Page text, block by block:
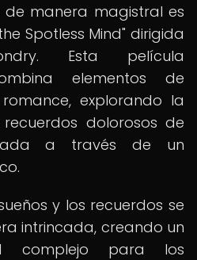
de manera magistral es
Spotless Mind" dirigida
Esta película
elementos de
explorando la
dolorosos de
a través de un
y los recuerdos se
intrincada, creando un
complejo para los